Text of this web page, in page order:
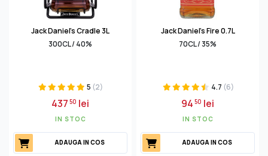
Jack Daniel's Cradle 3L
300CL / 40%
5 (2)
43750 lei
IN STOC
ADAUGA IN COS
Jack Daniel's Fire 0.7L
70CL / 35%
4.7 (6)
9450 lei
IN STOC
ADAUGA IN COS